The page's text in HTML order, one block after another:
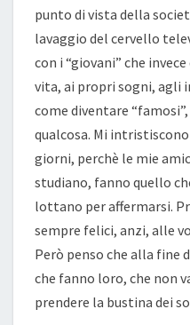
punto di vista della
lavaggio del cervello
con i “giovani” che
vita, ai propri sogni, agli
come diventare
qualcosa. Mi
giorni, perchè le mie
studiano, fanno quello
lottano per affermarsi.
sempre felici, anzi, alle
Però penso che alla fine
che fanno loro, che non
prendere la bustina dei